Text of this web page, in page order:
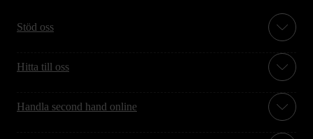
Stöd oss
Hitta till oss
Handla second hand online